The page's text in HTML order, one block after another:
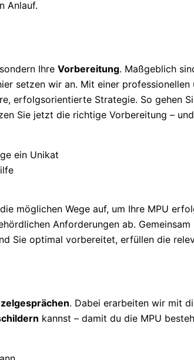
Anlauf.
Ihre Vorbereitung. Maßgeblich
setzen wir an. Mit einer
erfolgsorientierte Strategie. So gehen
Sie jetzt die richtige Vorbereitung –
möglichen Wege auf, um Ihre MPU
Anforderungen ab.
Sie optimal vorbereitet, erfüllen die
. Dabei erarbeiten wir mit
kannst – damit du die MPU